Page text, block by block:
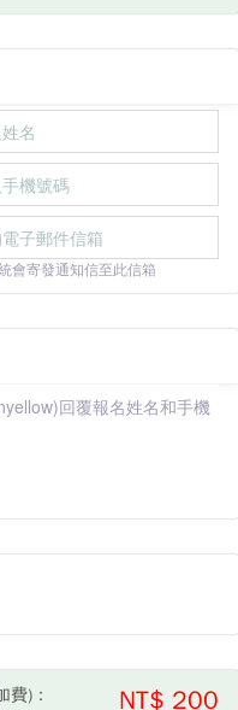
會寄發通知信至此信箱
費)： NT$ 200